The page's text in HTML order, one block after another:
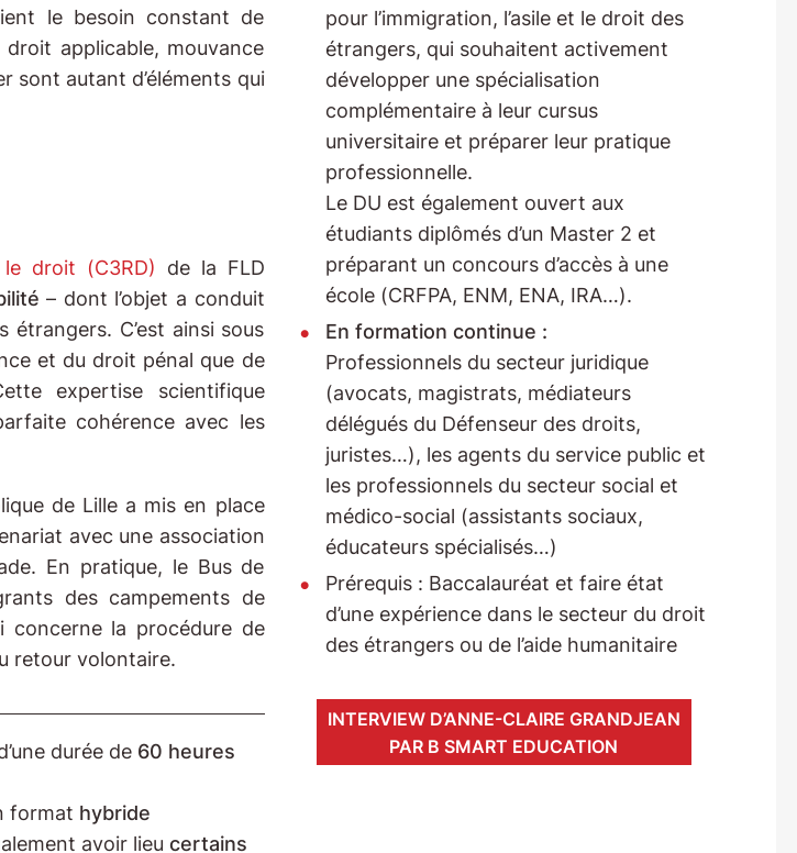
le besoin constant de
applicable, mouvance
sont autant d’éléments qui
droit (C3RD) de la FLD
– dont l’objet a conduit
C’est ainsi sous
et du droit pénal que de
expertise scientifique
cohérence avec les
de Lille a mis en place
avec une association
En pratique, le Bus de
des campements de
la procédure de
retour volontaire.
durée de 60 heures
format hybride
avoir lieu certains
pour l’immigration, l’asile et le droit des
étrangers, qui souhaitent activement
développer une spécialisation
complémentaire à leur cursus
universitaire et préparer leur pratique
professionnelle.
Le DU est également ouvert aux
étudiants diplômés d’un Master 2 et
préparant un concours d’accès à une
école (CRFPA, ENM, ENA, IRA…).
En formation continue :
Professionnels du secteur juridique
(avocats, magistrats, médiateurs
délégués du Défenseur des droits,
juristes…), les agents du service public et
les professionnels du secteur social et
médico-social (assistants sociaux,
éducateurs spécialisés…)
Prérequis : Baccalauréat et faire état
d’une expérience dans le secteur du droit
des étrangers ou de l’aide humanitaire
INTERVIEW D’ANNE-CLAIRE GRANDJEAN
PAR B SMART EDUCATION